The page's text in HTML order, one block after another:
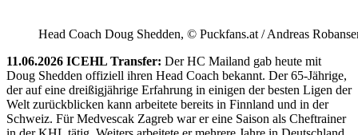
Head Coach Doug Shedden, © Puckfans.at / Andreas
11.06.2026 ICEHL Transfer: Der HC Mailand gab heute mit
Doug Shedden offiziell ihren Head Coach bekannt. Der 65-Jährige,
der auf eine dreißigjährige Erfahrung in einigen der besten Ligen der
Welt zurückblicken kann arbeitete bereits in Finnland und in der
Schweiz. Für Medvescak Zagreb war er eine Saison als Cheftrainer